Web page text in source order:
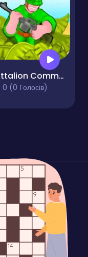
Battalion Commander
0 (0 Голосів)